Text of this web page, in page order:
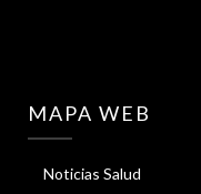
MAPA WEB
Noticias Salud